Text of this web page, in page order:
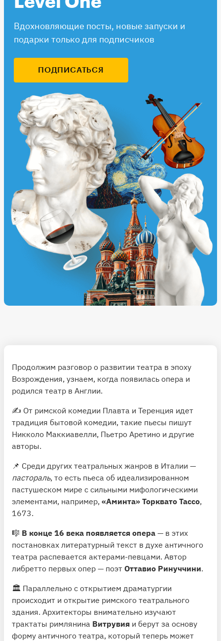
Вдохновляющие посты, новые запуски и
подарки только для подписчиков
ПОДПИСАТЬСЯ
Продолжим разговор о развитии театра в эпоху
Возрождения, узнаем, когда появилась опера и
родился театр в Англии.
✍️ От римской комедии Плавта и Теренция идет
традиция бытовой комедии, такие пьесы пишут
Никколо Маккиавелли, Пьетро Аретино и другие
авторы.
📌 Среди других театральных жанров в Италии —
пастораль, то есть пьеса об идеализированном
пастушеском мире с сильными мифологическими
элементами, например, «Аминта» Торквато Тассо,
1673.
🎼 В конце 16 века появляется опера — в этих
постановках литературный текст в духе античного
театра распевается актерами-певцами. Автор
либретто первых опер — поэт Оттавио Ринуччини.
🏛 Параллельно с открытием драматургии
происходит и открытие римского театрального
здания. Архитекторы внимательно изучают
трактаты римлянина Витрувия и берут за основу
форму античного театра, который теперь может